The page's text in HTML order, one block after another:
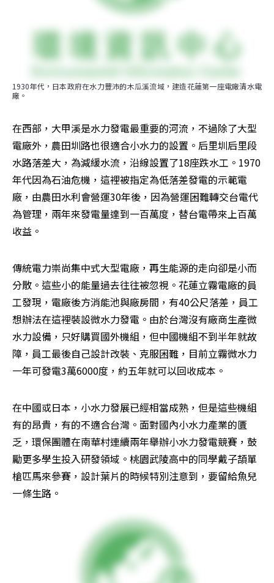
1930年代，日本政府在水力豐沛的木瓜溪流域，建造花蓮第一座電廠清水電
廠。
在西部，大甲溪是水力發電最重要的河流，不過除了大型
電廠外，農田圳路也很適合小水力的設置。后里圳后里段
水路落差大，為減緩水流，沿線設置了18座跌水工。1970
年代因為石油危機，這裡被指定為低落差發電的示範電
廠，由農田水利會營運30年後，因為營運困難轉交台電代
為管理，兩年來發電量達到一百萬度，替台電帶來上百萬
收益。
傳統電力崇尚集中式大型電廠，再生能源的走向卻是小而
分散。這些小的能量過去往往被忽視。花蓮立霧電廠的員
工發現，電廠後方消能池與廠房間，有40公尺落差，員工
想辦法在這裡裝設微水力發電。由於台灣沒有廠商生產微
水力設備，只好購買國外機組，但中國機組不到半年就故
障，員工最後自己設計改裝、克服困難，目前立霧微水力
一年可發電3萬6000度，約五年就可以回收成本。
在中國或日本，小水力發展已經相當成熟，但是這些機組
有的昂貴，有的不適合台灣。面對國內小水力產業的匱
乏，環保團體在南華村連續兩年舉辦小水力發電競賽，鼓
勵更多學生投入研發領域。桃園武陵高中的同學戴子頡單
槍匹馬來參賽，設計葉片的時候特別注意到，要留給魚兒
一條生路。